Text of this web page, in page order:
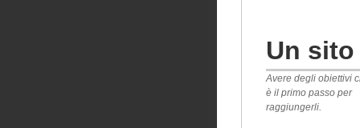
Un
Avere degli obiettivi
è il primo passo per
raggiungerli.